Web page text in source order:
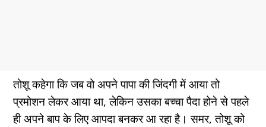
तोशू कहेगा कि जब वो अपने पापा की जिंदगी में आया तो
प्रमोशन लेकर आया था, लेकिन उसका बच्चा पैदा होने से पहले
ही अपने बाप के लिए आपदा बनकर आ रहा है। समर, तोशू को